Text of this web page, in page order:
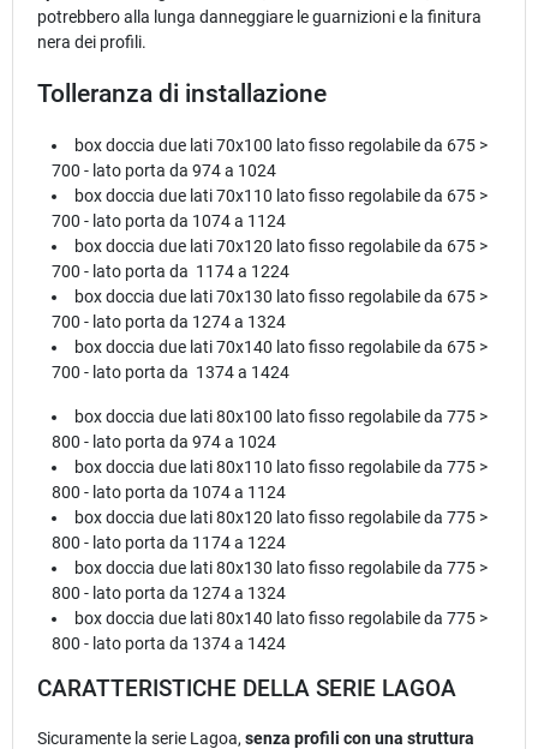
potrebbero alla lunga danneggiare le guarnizioni e la finitura
nera dei profili.
Tolleranza di installazione
box doccia due lati 70x100 lato fisso regolabile da 675 >
700 - lato porta da 974 a 1024
box doccia due lati 70x110 lato fisso regolabile da 675 >
700 - lato porta da 1074 a 1124
box doccia due lati 70x120 lato fisso regolabile da 675 >
700 - lato porta da 1174 a 1224
box doccia due lati 70x130 lato fisso regolabile da 675 >
700 - lato porta da 1274 a 1324
box doccia due lati 70x140 lato fisso regolabile da 675 >
700 - lato porta da 1374 a 1424
box doccia due lati 80x100 lato fisso regolabile da 775 >
800 - lato porta da 974 a 1024
box doccia due lati 80x110 lato fisso regolabile da 775 >
800 - lato porta da 1074 a 1124
box doccia due lati 80x120 lato fisso regolabile da 775 >
800 - lato porta da 1174 a 1224
box doccia due lati 80x130 lato fisso regolabile da 775 >
800 - lato porta da 1274 a 1324
box doccia due lati 80x140 lato fisso regolabile da 775 >
800 - lato porta da 1374 a 1424
CARATTERISTICHE DELLA SERIE LAGOA
Sicuramente la serie Lagoa, senza profili con una struttura